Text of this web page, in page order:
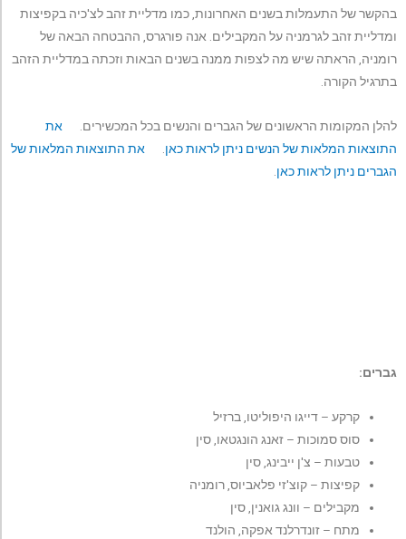
בהקשר של התעמלות בשנים האחרונות, כמו מדליית זהב לצ'כיה בקפיצות
ומדליית זהב לגרמניה על המקבילים. אנה פורגרס, ההבטחה הבאה של
רומניה, הראתה שיש מה לצפות ממנה בשנים הבאות וזכתה במדליית הזהב
בתרגיל הקורה.
להלן המקומות הראשונים של הגברים והנשים בכל המכשירים.
את
התוצאות המלאות של הנשים ניתן לראות כאן.
את התוצאות המלאות של
הגברים ניתן לראות כאן.
גברים:
קרקע – דייגו היפוליטו, ברזיל
סוס סמוכות – זאנג הונגטאו, סין
טבעות – צ'ן ייבינג, סין
קפיצות – קוצ'זי פלאביוס, רומניה
מקבילים – וונג גואנין, סין
מתח – זונדרלנד אפקה, הולנד